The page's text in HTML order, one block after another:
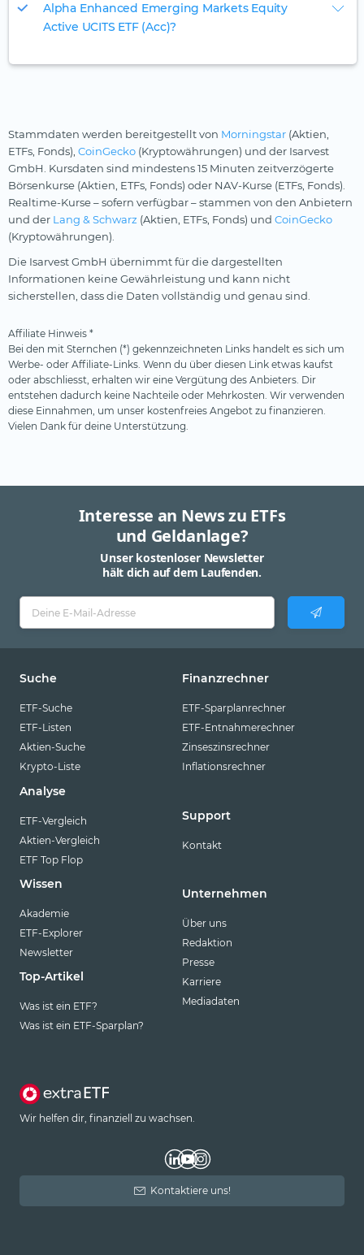
Alpha Enhanced Emerging Markets Equity
Active UCITS ETF (Acc)?
Stammdaten werden bereitgestellt von Morningstar (Aktien,
ETFs, Fonds), CoinGecko (Kryptowährungen) und der Isarvest
GmbH. Kursdaten sind mindestens 15 Minuten zeitverzögerte
Börsenkurse (Aktien, ETFs, Fonds) oder NAV-Kurse (ETFs, Fonds).
Realtime-Kurse – sofern verfügbar – stammen von den Anbietern
und der Lang & Schwarz (Aktien, ETFs, Fonds) und CoinGecko
(Kryptowährungen).
Die Isarvest GmbH übernimmt für die dargestellten
Informationen keine Gewährleistung und kann nicht
sicherstellen, dass die Daten vollständig und genau sind.
Affiliate Hinweis *
Bei den mit Sternchen (*) gekennzeichneten Links handelt es sich um
Werbe- oder Affiliate-Links. Wenn du über diesen Link etwas kaufst
oder abschliesst, erhalten wir eine Vergütung des Anbieters. Dir
entstehen dadurch keine Nachteile oder Mehrkosten. Wir verwenden
diese Einnahmen, um unser kostenfreies Angebot zu finanzieren.
Vielen Dank für deine Unterstützung.
Interesse an News zu ETFs
und Geldanlage?
Unser kostenloser Newsletter
hält dich auf dem Laufenden.
Suche
ETF-Suche
ETF-Listen
Aktien-Suche
Krypto-Liste
Analyse
ETF-Vergleich
Aktien-Vergleich
ETF Top Flop
Wissen
Akademie
ETF-Explorer
Newsletter
Top-Artikel
Was ist ein ETF?
Was ist ein ETF-Sparplan?
Finanzrechner
ETF-Sparplanrechner
ETF-Entnahmerechner
Zinseszinsrechner
Inflationsrechner
Support
Kontakt
Unternehmen
Über uns
Redaktion
Presse
Karriere
Mediadaten
Wir helfen dir, finanziell zu wachsen.
Kontaktiere uns!